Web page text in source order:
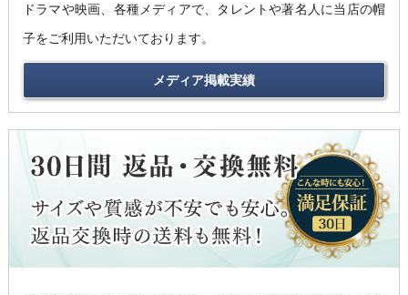
ドラマや映画、各種メディアで、タレントや著名人に当店の帽
子をご利用いただいております。
メディア掲載実績